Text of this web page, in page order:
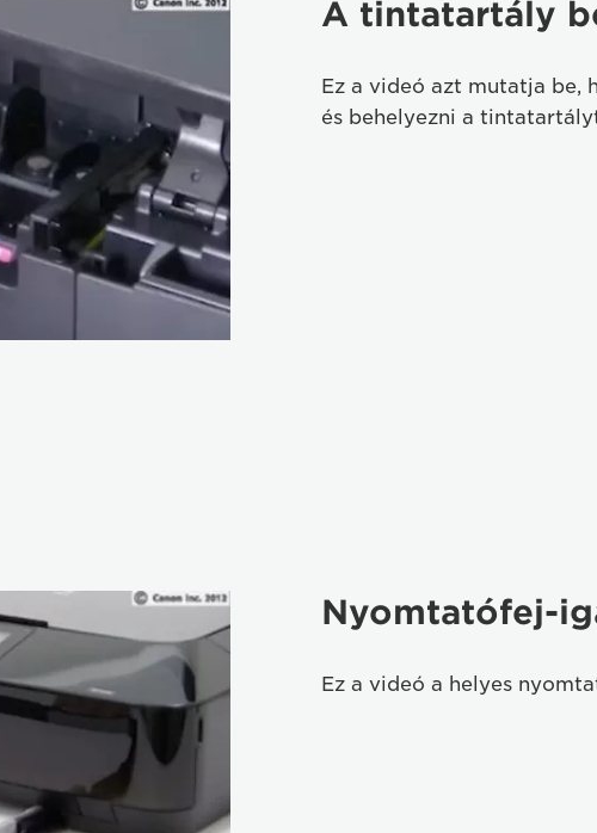
A tintatartály
Ez a videó azt mutatja be,
és behelyezni a
Nyomtatófej-
Ez a videó a helyes